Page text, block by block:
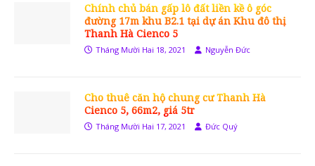
Chính chủ bán gấp lô đất liền kề ô góc
đường 17m khu B2.1 tại dự án Khu đô thị
Thanh Hà Cienco 5
Tháng Mười Hai 18, 2021 Nguyễn Đức
Cho thuê căn hộ chung cư Thanh Hà
Cienco 5, 66m2, giá 5tr
Tháng Mười Hai 17, 2021 Đức Quý